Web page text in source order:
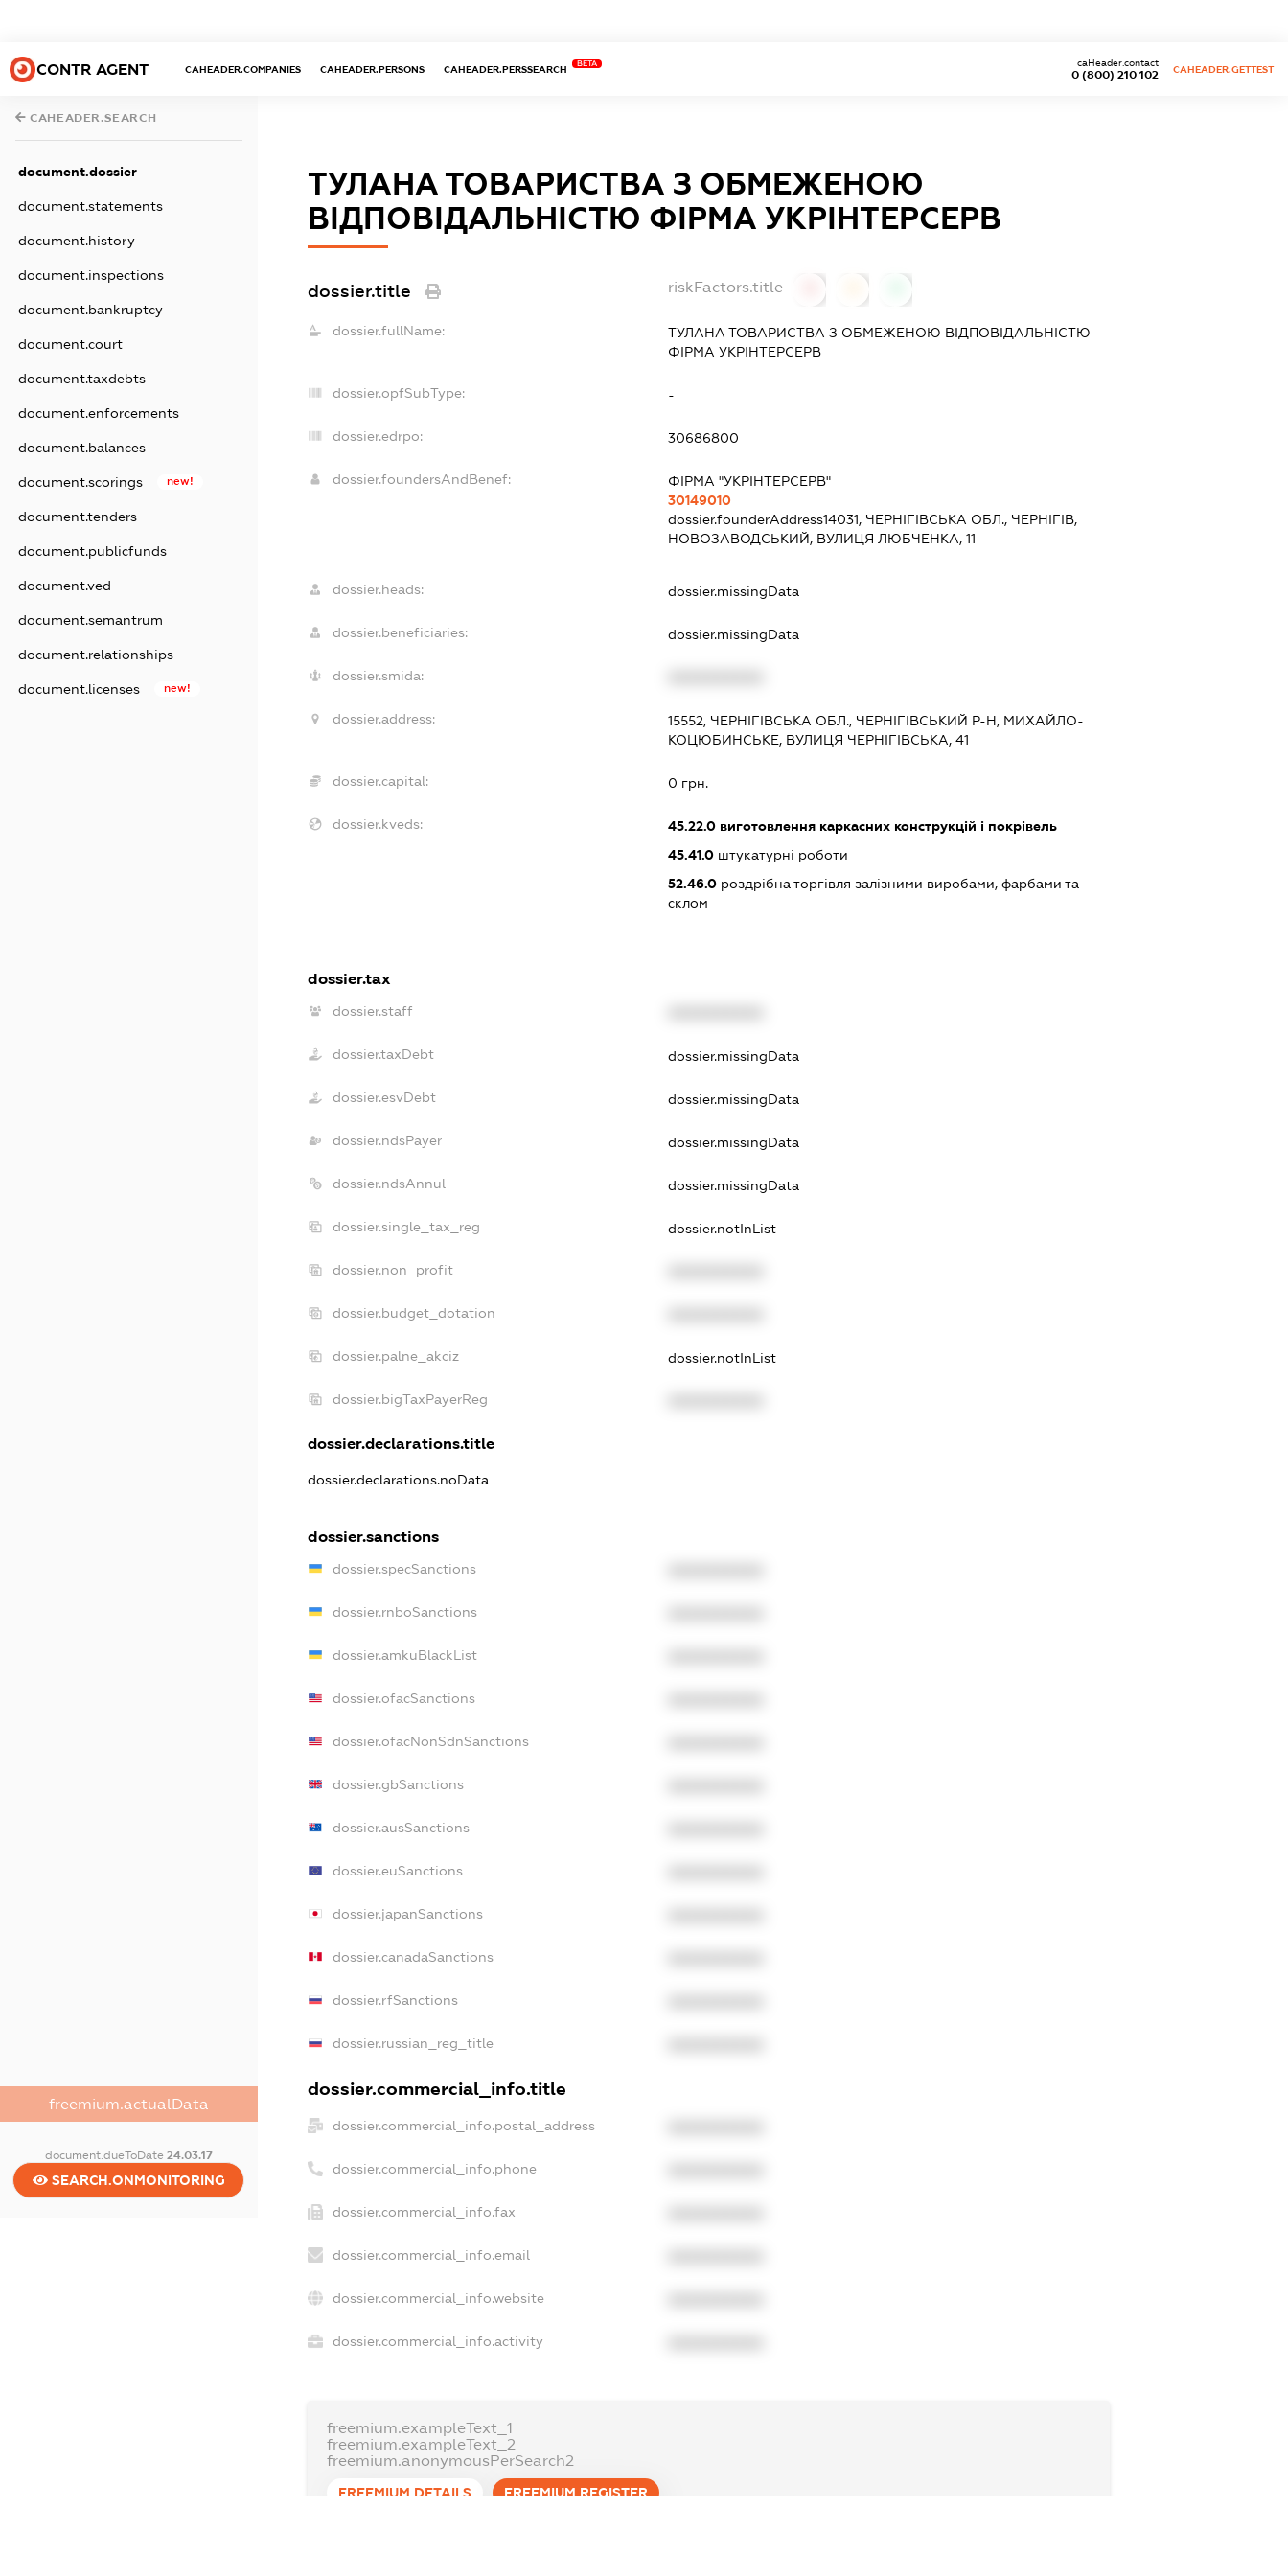
CONTR AGENT CAHEADER.COMPANIES CAHEADER.PERSONS CAHEADER.PERSSEARCH
BETA
0 (800) 210 102
caHeader.contact
CAHEADER.GETTEST
CAHEADER.SEARCH
document.dossier
document.statements
document.history
document.inspections
document.bankruptcy
document.court
document.taxdebts
document.enforcements
document.balances
document.scorings new!
document.tenders
document.publicfunds
document.ved
document.semantrum
document.relationships
document.licenses new!
freemium.actualData
document.dueToDate 24.03.17
SEARCH.ONMONITORING
ТУЛАНА ТОВАРИСТВА З ОБМЕЖЕНОЮ
ВІДПОВІДАЛЬНІСТЮ ФІРМА УКРІНТЕРСЕРВ
dossier.title riskFactors.title
dossier.fullName:
ТУЛАНА ТОВАРИСТВА З ОБМЕЖЕНОЮ ВІДПОВІДАЛЬНІСТЮ
ФІРМА УКРІНТЕРСЕРВ
dossier.opfSubType: -
dossier.edrpo: 30686800
dossier.foundersAndBenef:
ФІРМА "УКРІНТЕРСЕРВ"
30149010
dossier.founderAddress14031, ЧЕРНІГІВСЬКА ОБЛ., ЧЕРНІГІВ,
НОВОЗАВОДСЬКИЙ, ВУЛИЦЯ ЛЮБЧЕНКА, 11
dossier.heads: dossier.missingData
dossier.beneficiaries: dossier.missingData
dossier.smida:
dossier.address:
15552, ЧЕРНІГІВСЬКА ОБЛ., ЧЕРНІГІВСЬКИЙ Р-Н, МИХАЙЛО-
КОЦЮБИНСЬКЕ, ВУЛИЦЯ ЧЕРНІГІВСЬКА, 41
dossier.capital: 0 грн.
dossier.kveds: 45.22.0 виготовлення каркасних конструкцій і покрівель
45.41.0 штукатурні роботи
52.46.0 роздрібна торгівля залізними виробами, фарбами та
склом
dossier.tax
dossier.staff
dossier.taxDebt dossier.missingData
dossier.esvDebt dossier.missingData
dossier.ndsPayer dossier.missingData
dossier.ndsAnnul dossier.missingData
dossier.single_tax_reg dossier.notInList
dossier.non_profit
dossier.budget_dotation
dossier.palne_akciz dossier.notInList
dossier.bigTaxPayerReg
dossier.declarations.title
dossier.declarations.noData
dossier.sanctions
dossier.specSanctions
dossier.rnboSanctions
dossier.amkuBlackList
dossier.ofacSanctions
dossier.ofacNonSdnSanctions
dossier.gbSanctions
dossier.ausSanctions
dossier.euSanctions
dossier.japanSanctions
dossier.canadaSanctions
dossier.rfSanctions
dossier.russian_reg_title
dossier.commercial_info.title
dossier.commercial_info.postal_address
dossier.commercial_info.phone
dossier.commercial_info.fax
dossier.commercial_info.email
dossier.commercial_info.website
dossier.commercial_info.activity
freemium.exampleText_1
freemium.exampleText_2
freemium.anonymousPerSearch2
FREEMIUM.DETAILS FREEMIUM.REGISTER